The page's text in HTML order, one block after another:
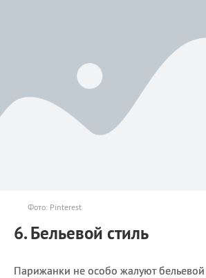
Фото: Pinterest
6. Бельевой стиль
Парижанки не особо жалуют бельевой